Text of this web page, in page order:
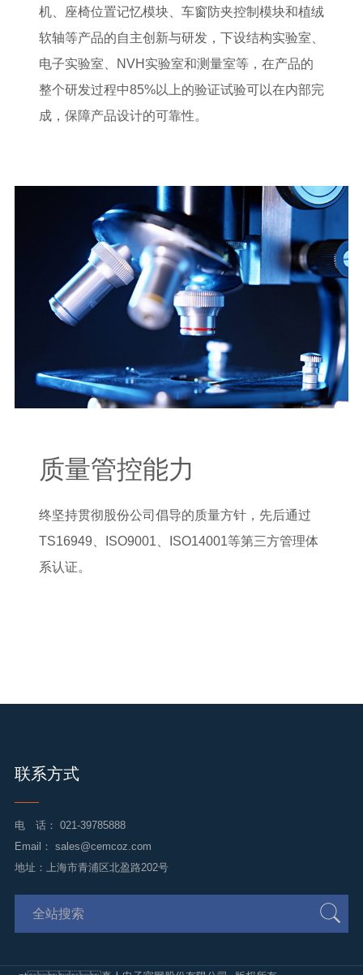
机、座椅位置记忆模块、车窗防夹控制模块和植绒
软轴等产品的自主创新与研发，下设结构实验室、
电子实验室、NVH实验室和测量室等，在产品的
整个研发过程中85%以上的验证试验可以在内部完
成，保障产品设计的可靠性。
质量管控能力
终坚持贯彻股份公司倡导的质量方针，先后通过
TS16949、ISO9001、ISO14001等第三方管理体
系认证。
联系方式
电 话： 021-39785888
Email： sales@cemcoz.com
地址：上海市青浦区北盈路202号